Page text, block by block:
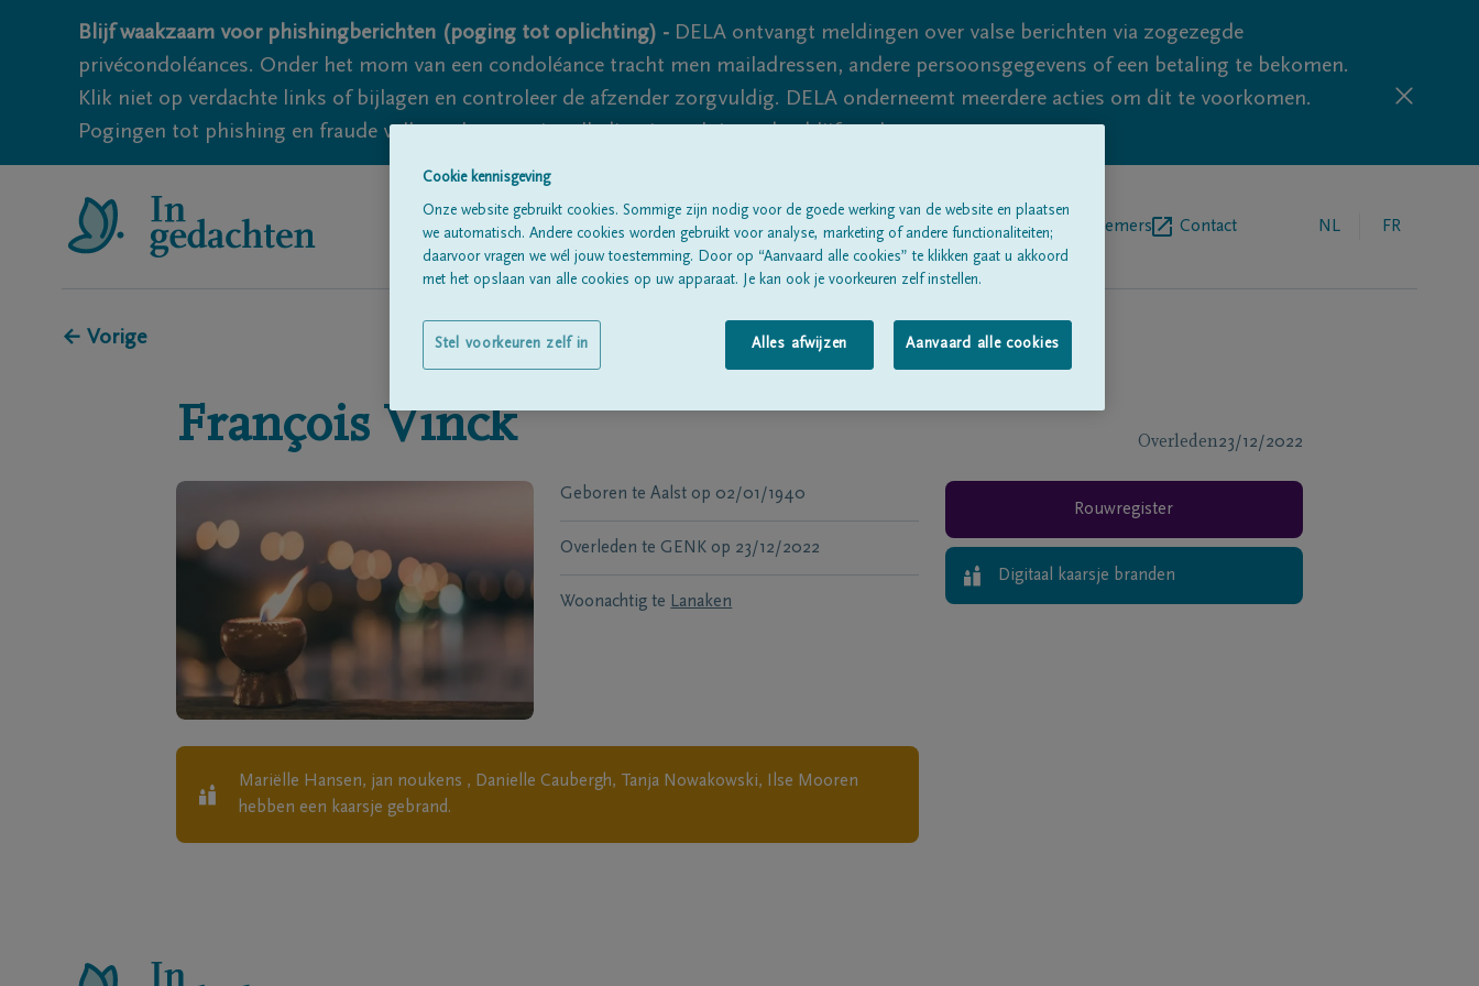
Blijf waakzaam voor phishingberichten (poging tot oplichting) - DELA ontvangt meldingen over valse berichten via zogezegde
privécondoléances. Onder het mom van een condoléance tracht men mailadressen, andere persoonsgegevens of een betaling te bekomen.
Klik niet op verdachte links of bijlagen en controleer de afzender zorgvuldig. DELA onderneemt meerdere acties om dit te voorkomen.
Pogingen tot phishing en fraude vallen echter nooit volledig uit te sluiten, dus blijf waakzaam.
Alle rouwberichtenOver onsBegrafenisondernemers Contact NL FR
← Vorige
François Vinck Overleden23/12/2022
Geboren te Aalst op 02/01/1940
Overleden te GENK op 23/12/2022
Woonachtig te Lanaken
Mariëlle Hansen, jan noukens , Danielle Caubergh, Tanja Nowakowski, Ilse Mooren
hebben een kaarsje gebrand.
Rouwregister
Digitaal kaarsje branden
Cookie kennisgeving
Onze website gebruikt cookies. Sommige zijn nodig voor de goede werking van de website en plaatsen
we automatisch. Andere cookies worden gebruikt voor analyse, marketing of andere functionaliteiten;
daarvoor vragen we wél jouw toestemming. Door op “Aanvaard alle cookies” te klikken gaat u akkoord
met het opslaan van alle cookies op uw apparaat. Je kan ook je voorkeuren zelf instellen.
Alles afwijzen Aanvaard alle cookies
Stel voorkeuren zelf in